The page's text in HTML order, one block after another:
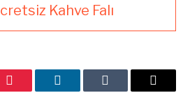
Kahve Falı
Pinterest LinkedInTumblr
E-